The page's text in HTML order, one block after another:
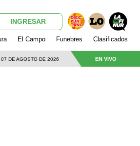
INGRESAR
El Campo Funebres Clasificados
DE AGOSTO DE 2026 EN VIVO